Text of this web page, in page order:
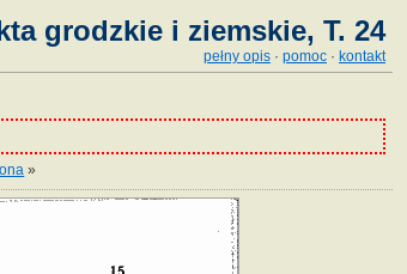
grodzkie i ziemskie, T. 24
pełny opis · pomoc · kontakt
»